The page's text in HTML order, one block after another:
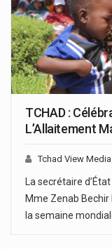
TCHAD :
L’Allaitement
Tchad View Media
La secrétaire
Mme Zenab
la semaine